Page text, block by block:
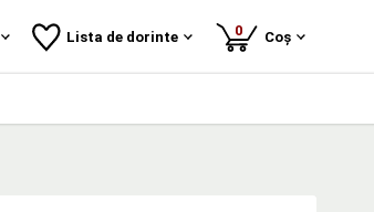
Lista de dorinte 0produse
Coș